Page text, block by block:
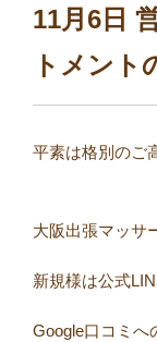
11月6日
トメント
平素は格別のご
大阪出張マッサ
新規様は公式
Google口コミへ